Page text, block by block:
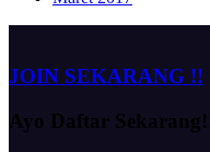
JOIN SEKARANG !!
Ayo Daftar